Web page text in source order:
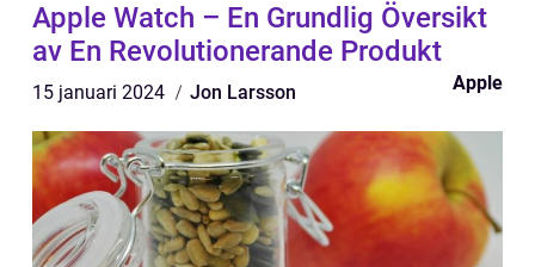
Apple Watch – En Grundlig Översikt
av En Revolutionerande Produkt
15 januari 2024 Jon Larsson Apple